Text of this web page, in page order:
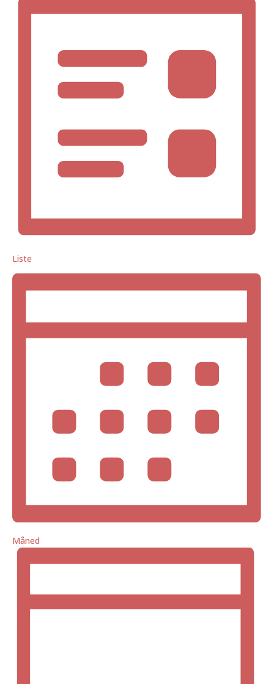
Navigation
Liste
Måned